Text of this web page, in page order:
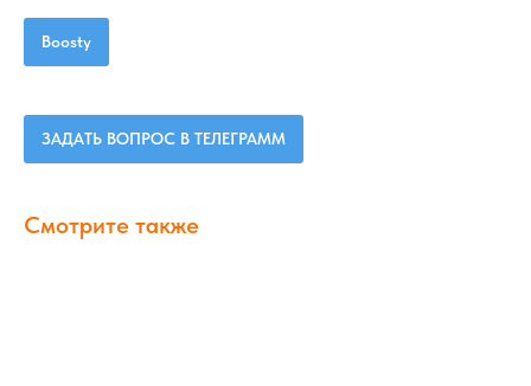
Boosty
ЗАДАТЬ ВОПРОС В ТЕЛЕГРАММ
Смотрите также